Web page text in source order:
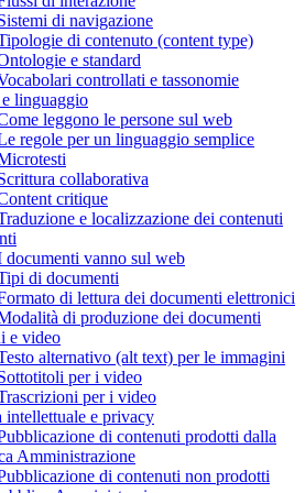
di navigazione
di contenuto (content type)
e standard
controllati e tassonomie
linguaggio
leggono le persone sul web
regole per un linguaggio semplice
collaborativa
critique
e localizzazione dei contenuti
documenti vanno sul web
di documenti
di lettura dei documenti elettronici
di produzione dei documenti
e video
alternativo (alt text) per le immagini
per i video
per i video
intellettuale e privacy
di contenuti prodotti dalla
Amministrazione
di contenuti non prodotti